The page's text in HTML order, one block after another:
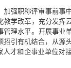
加强职称评审事前事
教学改革，充分发挥
管理水平。开展事业
招引有机结合，从源
人才和企事业单位对